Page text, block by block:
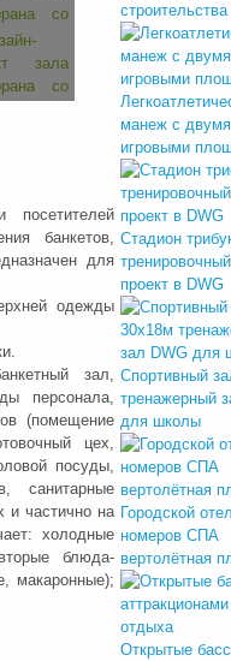
банкетов,
для
одежды
зал,
персонала,
(помещение
цех,
посуды,
санитарные
и частично на
холодные
блюда-
макаронные);
манеж с двумя
игровыми
Стадион
проект в DWG
Спортивный
тренажерный
для школы
Городской
номеров СПА
вертолётная
Открытые